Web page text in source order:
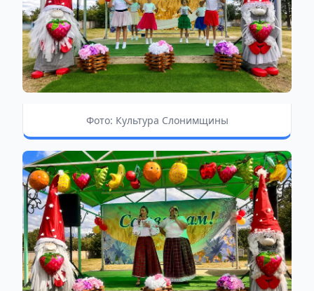
Фото: Культура Слонимщины